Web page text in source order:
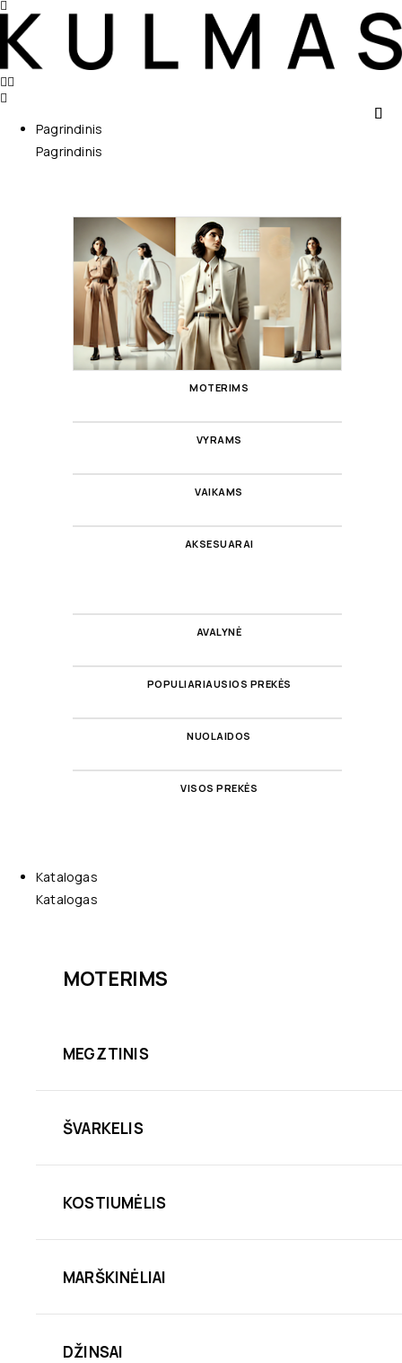
Pagrindinis
Pagrindinis
MOTERIMS
VYRAMS
VAIKAMS
AKSESUARAI
AVALYNĖ
POPULIARIAUSIOS PREKĖS
NUOLAIDOS
VISOS PREKĖS
Katalogas
Katalogas
MOTERIMS
MEGZTINIS
ŠVARKELIS
KOSTIUMĖLIS
MARŠKINĖLIAI
DŽINSAI